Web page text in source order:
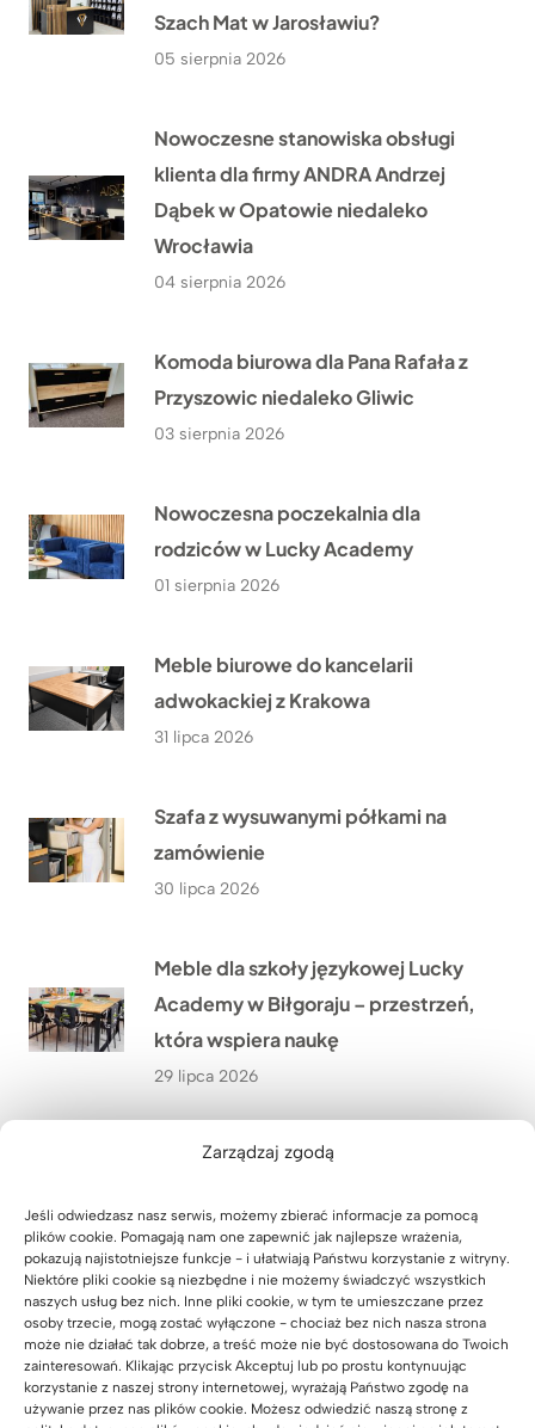
Zarządzaj zgodą
Jeśli odwiedzasz nasz serwis, możemy zbierać informacje za pomocą
plików cookie. Pomagają nam one zapewnić jak najlepsze wrażenia,
pokazują najistotniejsze funkcje - i ułatwiają Państwu korzystanie z witryny.
Niektóre pliki cookie są niezbędne i nie możemy świadczyć wszystkich
naszych usług bez nich. Inne pliki cookie, w tym te umieszczane przez
osoby trzecie, mogą zostać wyłączone - chociaż bez nich nasza strona
może nie działać tak dobrze, a treść może nie być dostosowana do Twoich
zainteresowań. Klikając przycisk Akceptuj lub po prostu kontynuując
korzystanie z naszej strony internetowej, wyrażają Państwo zgodę na
używanie przez nas plików cookie. Możesz odwiedzić naszą stronę z
Szach Mat w Jarosławiu?
05 sierpnia 2026
Nowoczesne stanowiska obsługi
klienta dla firmy ANDRA Andrzej
Dąbek w Opatowie niedaleko
Wrocławia
04 sierpnia 2026
Komoda biurowa dla Pana Rafała z
Przyszowic niedaleko Gliwic
03 sierpnia 2026
Nowoczesna poczekalnia dla
rodziców w Lucky Academy
01 sierpnia 2026
Meble biurowe do kancelarii
adwokackiej z Krakowa
31 lipca 2026
Szafa z wysuwanymi półkami na
zamówienie
30 lipca 2026
Meble dla szkoły językowej Lucky
Academy w Biłgoraju – przestrzeń,
która wspiera naukę
29 lipca 2026
Meble biurowe dla Kancelarii
Giezowskiej w Zielonej Górze
28 lipca 2026
Jak stworzyliśmy szafę biurową z
miejscem na drukarkę i dokumenty
dla biura nieruchomości w